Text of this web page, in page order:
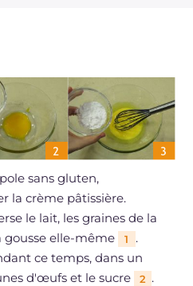
sans gluten,
la crème pâtissière.
le lait, les graines de la
gousse elle-même
1
.
ce temps, dans un
d'œufs et le sucre
2 .